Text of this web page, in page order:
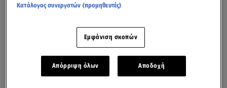
Κατάλογος συνεργατών (προμηθευτές)
Εμφάνιση σκοπών
Απόρριψη όλων Αποδοχή